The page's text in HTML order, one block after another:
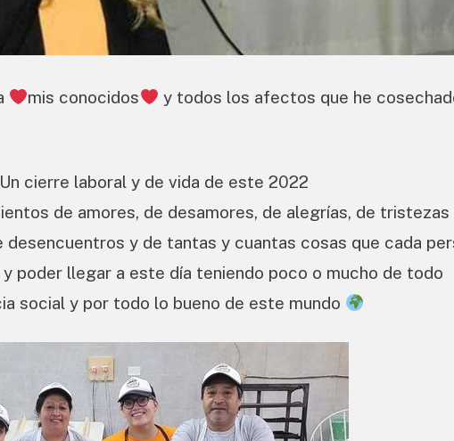
mis conocidos
y todos los afectos que he
cierre laboral y de vida de este 2022
de amores, de desamores, de alegrías, de tristezas
y de tantas y cuantas cosas que cada
poder llegar a este día teniendo poco o mucho de todo
social y por todo lo bueno de este mundo